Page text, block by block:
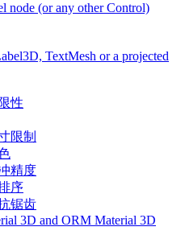
node (or any other Control)
TextMesh or a projected
性
限制
精度
序
锯齿
3D and ORM Material 3D